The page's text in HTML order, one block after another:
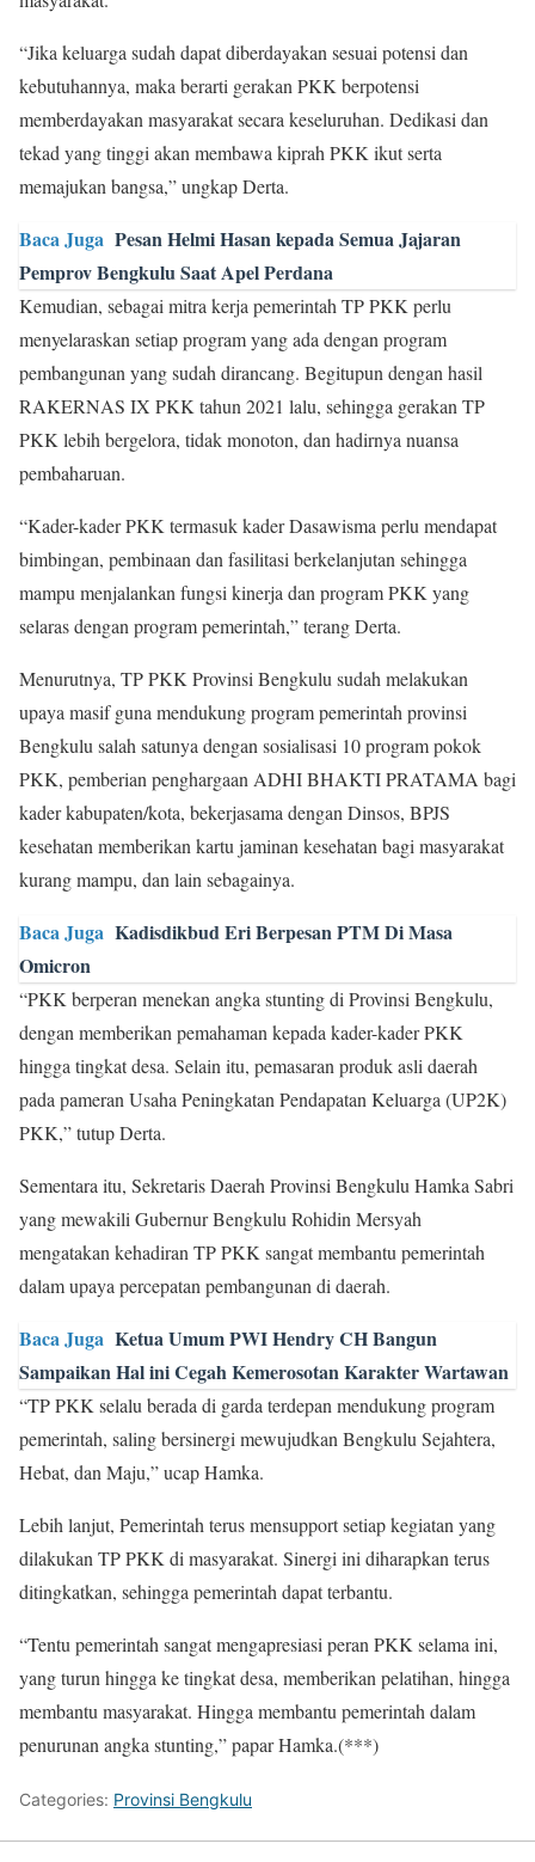
“Jika keluarga sudah dapat diberdayakan sesuai potensi dan
kebutuhannya, maka berarti gerakan PKK berpotensi
memberdayakan masyarakat secara keseluruhan. Dedikasi dan
tekad yang tinggi akan membawa kiprah PKK ikut serta
memajukan bangsa,” ungkap Derta.
Baca Juga Pesan Helmi Hasan kepada Semua Jajaran
Pemprov Bengkulu Saat Apel Perdana
Kemudian, sebagai mitra kerja pemerintah TP PKK perlu
menyelaraskan setiap program yang ada dengan program
pembangunan yang sudah dirancang. Begitupun dengan hasil
RAKERNAS IX PKK tahun 2021 lalu, sehingga gerakan TP
PKK lebih bergelora, tidak monoton, dan hadirnya nuansa
pembaharuan.
“Kader-kader PKK termasuk kader Dasawisma perlu mendapat
bimbingan, pembinaan dan fasilitasi berkelanjutan sehingga
mampu menjalankan fungsi kinerja dan program PKK yang
selaras dengan program pemerintah,” terang Derta.
Menurutnya, TP PKK Provinsi Bengkulu sudah melakukan
upaya masif guna mendukung program pemerintah provinsi
Bengkulu salah satunya dengan sosialisasi 10 program pokok
PKK, pemberian penghargaan ADHI BHAKTI PRATAMA bagi
kader kabupaten/kota, bekerjasama dengan Dinsos, BPJS
kesehatan memberikan kartu jaminan kesehatan bagi masyarakat
kurang mampu, dan lain sebagainya.
Baca Juga Kadisdikbud Eri Berpesan PTM Di Masa
Omicron
“PKK berperan menekan angka stunting di Provinsi Bengkulu,
dengan memberikan pemahaman kepada kader-kader PKK
hingga tingkat desa. Selain itu, pemasaran produk asli daerah
pada pameran Usaha Peningkatan Pendapatan Keluarga (UP2K)
PKK,” tutup Derta.
Sementara itu, Sekretaris Daerah Provinsi Bengkulu Hamka Sabri
yang mewakili Gubernur Bengkulu Rohidin Mersyah
mengatakan kehadiran TP PKK sangat membantu pemerintah
dalam upaya percepatan pembangunan di daerah.
Baca Juga Ketua Umum PWI Hendry CH Bangun
Sampaikan Hal ini Cegah Kemerosotan Karakter Wartawan
“TP PKK selalu berada di garda terdepan mendukung program
pemerintah, saling bersinergi mewujudkan Bengkulu Sejahtera,
Hebat, dan Maju,” ucap Hamka.
Lebih lanjut, Pemerintah terus mensupport setiap kegiatan yang
dilakukan TP PKK di masyarakat. Sinergi ini diharapkan terus
ditingkatkan, sehingga pemerintah dapat terbantu.
“Tentu pemerintah sangat mengapresiasi peran PKK selama ini,
yang turun hingga ke tingkat desa, memberikan pelatihan, hingga
membantu masyarakat. Hingga membantu pemerintah dalam
penurunan angka stunting,” papar Hamka.(***)
Categories: Provinsi Bengkulu